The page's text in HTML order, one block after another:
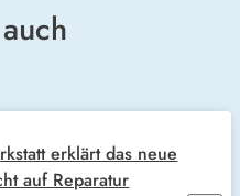
erklärt das neue
auf Reparatur